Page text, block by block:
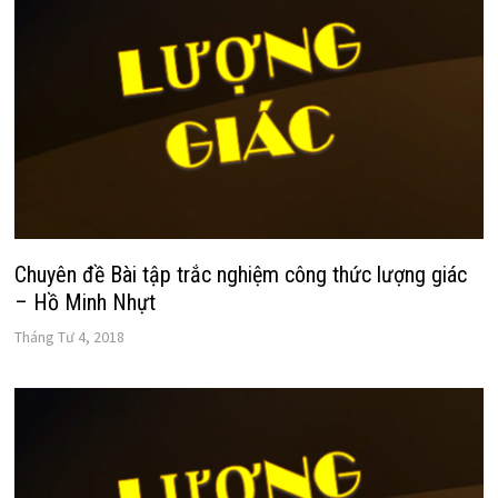
Chuyên đề Bài tập trắc nghiệm công thức lượng giác
– Hồ Minh Nhựt
Tháng Tư 4, 2018